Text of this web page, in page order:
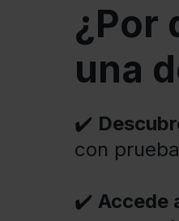
¿Por
una
✔️
con
✔️ Accede